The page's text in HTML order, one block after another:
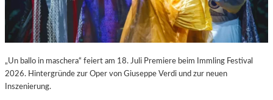
„Un ballo in maschera“ feiert am 18. Juli Premiere beim Immling Festival
2026. Hintergründe zur Oper von Giuseppe Verdi und zur neuen
Inszenierung.